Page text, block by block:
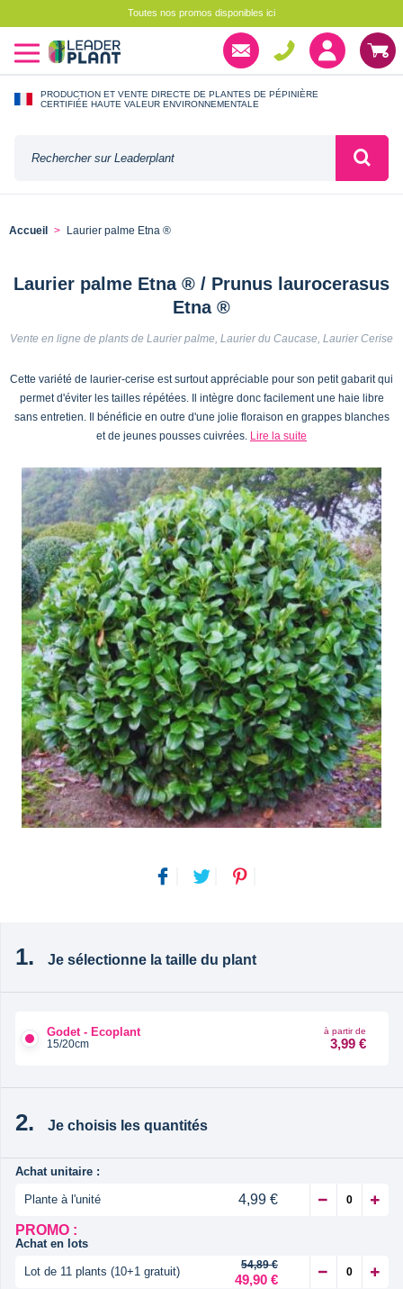
Toutes nos promos disponibles ici
PRODUCTION ET VENTE DIRECTE DE PLANTES DE PÉPINIÈRE
CERTIFIÉE HAUTE VALEUR ENVIRONNEMENTALE
Accueil Laurier palme Etna ®
Laurier palme Etna ® / Prunus laurocerasus
Etna ®
Vente en ligne de plants de Laurier palme, Laurier du Caucase, Laurier Cerise
Cette variété de laurier-cerise est surtout appréciable pour son petit gabarit qui
permet d'éviter les tailles répétées. Il intègre donc facilement une haie libre
sans entretien. Il bénéficie en outre d'une jolie floraison en grappes blanches
et de jeunes pousses cuivrées. Lire la suite
Je sélectionne la taille du plant
Godet - Ecoplant
15/20cm
à partir de
3,99 €
Je choisis les quantités
Achat unitaire :
Plante à l'unité
4,99 €
PROMO :
Achat en lots
Lot de 11 plants (10+1 gratuit) 54,89 €
49,90 €